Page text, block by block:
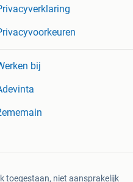
bij
toegestaan, niet aansprakelijk